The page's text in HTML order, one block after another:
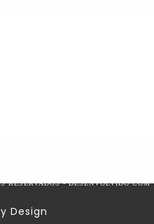
RESERVADOS - DESENVOLVIDO COM
Design